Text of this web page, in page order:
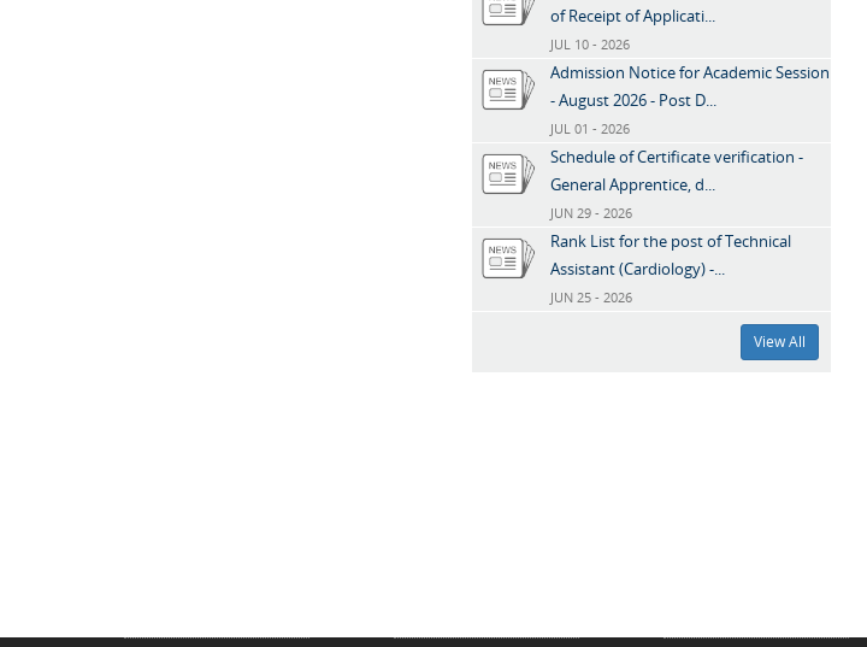
of Receipt of Applicati...
JUL 10 - 2026
Admission Notice for Academic Session
- August 2026 - Post D...
JUL 01 - 2026
Schedule of Certificate verification -
General Apprentice, d...
JUN 29 - 2026
Rank List for the post of Technical
Assistant (Cardiology) -...
JUN 25 - 2026
View All